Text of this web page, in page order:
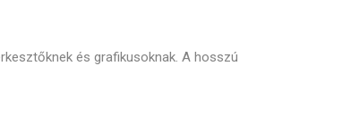
és grafikusoknak. A hosszú